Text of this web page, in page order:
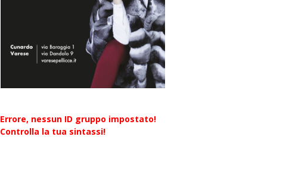
Errore, nessun ID gruppo impostato!
Controlla la tua sintassi!